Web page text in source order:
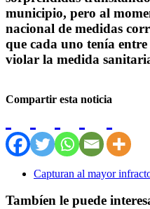
municipio, pero al
nacional de medidas
que cada uno tenía
violar la medida
Compartir esta noticia
Capturan al mayor
Tambíen le puede